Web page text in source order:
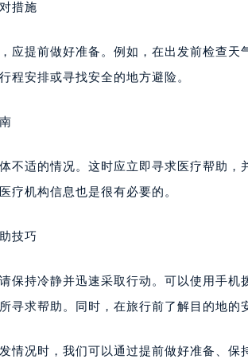
措施
应提前做好准备。例如，在出发前检查
程安排或寻找安全的地方避险。
不适的情况。这时应立即寻求医疗帮助
疗机构信息也是很有必要的。
技巧
保持冷静并迅速采取行动。可以使用手
寻求帮助。同时，在旅行前了解目的地的
情况时，我们可以通过提前做好准备、